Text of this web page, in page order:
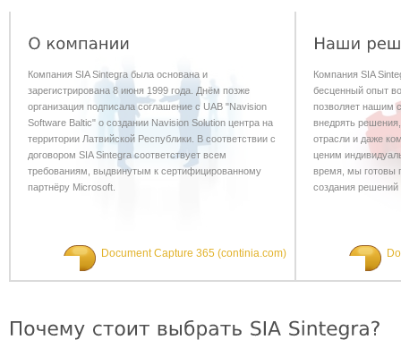
Компания SIA Sintegra была основана и
зарегистрирована 8 июня 1999 года. Днём позже
организация подписала соглашение с UAB "Navision
Software Baltic" о создании Navision Solution центра на
территории Латвийской Республики. В соответствии с
договором SIA Sintegra соответствует всем
требованиям, выдвинутым к сертифицированному
партнёру Microsoft.
Document Capture 365 (continia.com)
Компания SIA
бесценный опыт
позволяет нашим
внедрять
отрасли и даже
ценим
время, мы готовы
создания решений